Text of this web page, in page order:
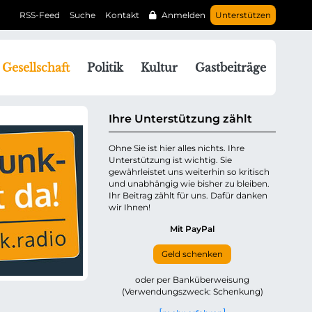
Unterstützen
Anmelden
Kontakt
Suche
RSS-Feed
Gesellschaft Politik Kultur Gastbeiträge
Ihre Unterstützung zählt
Ohne Sie ist hier alles nichts. Ihre
Unterstützung ist wichtig. Sie
gewährleistet uns weiterhin so kritisch
und unabhängig wie bisher zu bleiben.
Ihr Beitrag zählt für uns. Dafür danken
wir Ihnen!
Mit PayPal
Geld schenken
oder per Banküberweisung
(Verwendungszweck: Schenkung)